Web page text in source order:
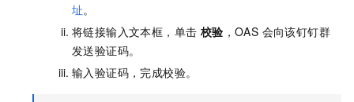
址。
将链接输入文本框，单击 校验 ，OAS 会向该钉钉群
发送验证码。
输入验证码，完成校验。